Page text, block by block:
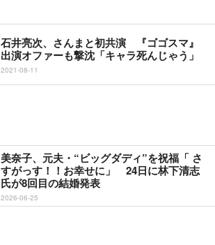
石井亮次、さんまと初共演 『ゴゴスマ』
出演オファーも撃沈「キャラ死んじゃう」
2021-08-11
美奈子、元夫・“ビッグダディ”を祝福「 さ
すがっす！！お幸せに」 24日に林下清志
氏が8回目の結婚発表
2026-06-25